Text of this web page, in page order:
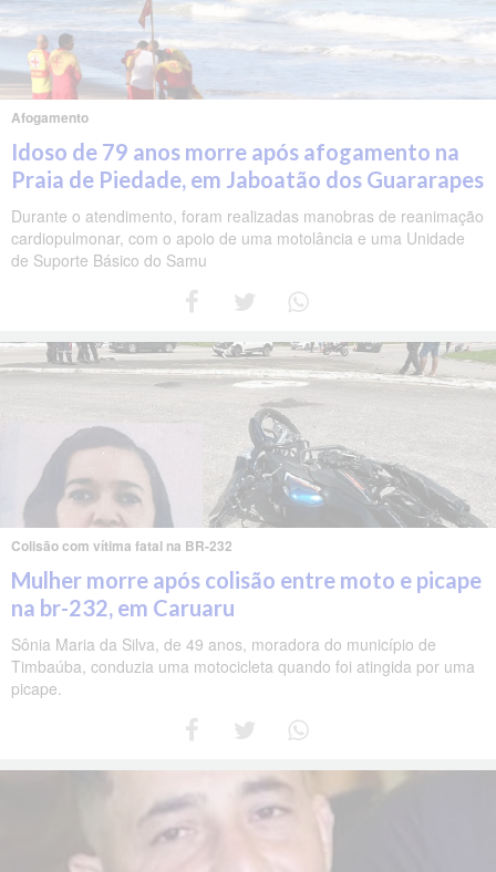
Afogamento
Idoso de 79 anos morre após afogamento na
Praia de Piedade, em Jaboatão dos Guararapes
Durante o atendimento, foram realizadas manobras de reanimação
cardiopulmonar, com o apoio de uma motolância e uma Unidade
de Suporte Básico do Samu
Colisão com vítima fatal na BR-232
Mulher morre após colisão entre moto e picape
na br-232, em Caruaru
Sônia Maria da Silva, de 49 anos, moradora do município de
Timbaúba, conduzia uma motocicleta quando foi atingida por uma
picape.